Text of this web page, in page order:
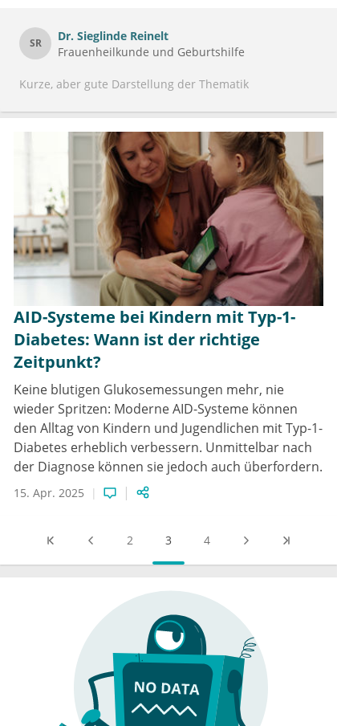
SR Dr. Sieglinde Reinelt
Frauenheilkunde und Geburtshilfe
Kurze, aber gute Darstellung der Thematik
AID-Systeme bei Kindern mit Typ-1-
Diabetes: Wann ist der richtige
Zeitpunkt?
Keine blutigen Glukosemessungen mehr, nie
wieder Spritzen: Moderne AID-Systeme können
den Alltag von Kindern und Jugendlichen mit Typ-1-
Diabetes erheblich verbessern. Unmittelbar nach
der Diagnose können sie jedoch auch überfordern.
15. Apr. 2025
2 3 4